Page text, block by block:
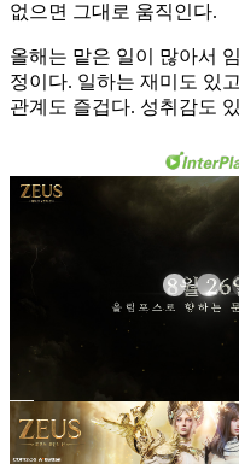
없으면 그대로 움직인다.
올해는 맡은 일이 많아서
정이다. 일하는 재미도 있
관계도 즐겁다. 성취감도